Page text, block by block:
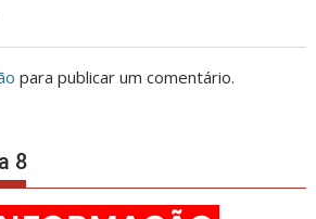
para publicar um comentário.
8